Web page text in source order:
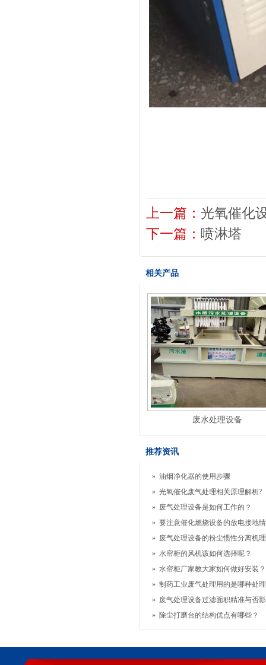
上一篇： 光氧催化
下一篇： 喷淋塔
相关产品
废水处理设备
推荐资讯
» 油烟净化器的使用步骤
» 光氧催化废气处理相关原理解析?
» 废气处理设备是如何工作的？
» 要注意催化燃烧设备的放电接地
» 废气处理设备的粉尘惯性分离机理
» 水帘柜的风机该如何选择呢？
» 水帘柜厂家教大家如何做好安装？
» 制药工业废气处理用的是哪种处
» 废气处理设备过滤面积精准与否
» 除尘打磨台的结构优点有哪些？